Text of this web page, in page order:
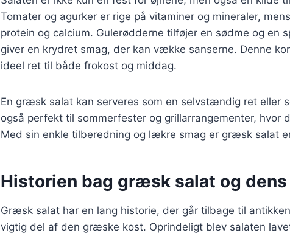
Tomater og agurker er rige på vitaminer og mineraler,
protein og calcium. Gulerødderne tilføjer en sødme og en
giver en krydret smag, der kan vække sanserne. Denne
ideel ret til både frokost og middag.
En græsk salat kan serveres som en selvstændig ret eller
også perfekt til sommerfester og grillarrangementer, hvor
Med sin enkle tilberedning og lækre smag er græsk salat
Historien bag græsk salat og
Græsk salat har en lang historie, der går tilbage til
vigtig del af den græske kost. Oprindeligt blev salaten